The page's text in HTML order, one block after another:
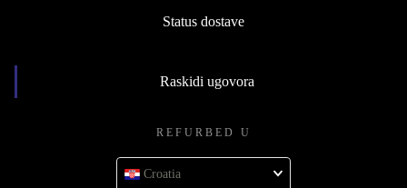
Status dostave
Raskidi ugovora
REFURBED U
Croatia